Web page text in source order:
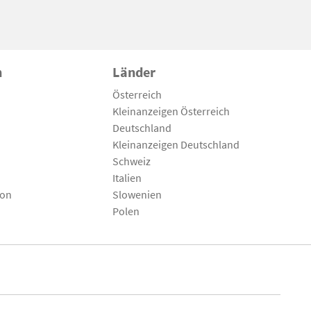
Länder
Österreich
Kleinanzeigen Österreich
Deutschland
Kleinanzeigen Deutschland
Schweiz
Italien
Slowenien
Polen